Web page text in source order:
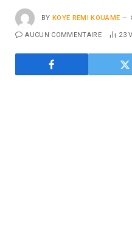
BY KOYE REMI KOUAME
AUCUN COMMENTAIRE 23